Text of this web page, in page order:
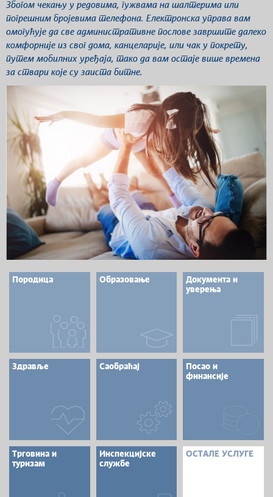
Збогом чекању у редовима, гужвама на шалтерима или
погрешним бројевима телефона. Електронска управа вам
омогућује да све административне послове завршите далеко
комфорније из свог дома, канцеларије, или чак у покрету,
путем мобилних уређаја, тако да вам остаје више времена
за ствари које су заиста битне.
Породица Образовање
Документа и
уверења
Здравље Саобраћај
Посао и
финансије
Трговина и
туризам
Инспекцијске
службе
ОСТАЛЕ УСЛУГЕ